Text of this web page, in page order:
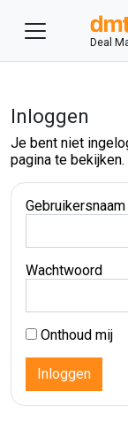
Deal
Inloggen
Je bent niet
pagina te bekijken.
Wachtwoord
Onthoud mij